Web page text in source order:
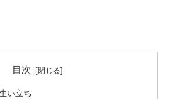
目次
い立ち